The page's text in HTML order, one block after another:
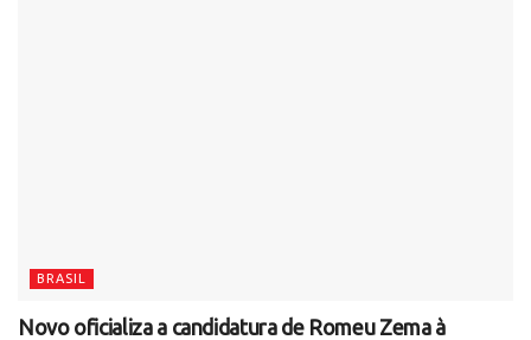
BRASIL
Novo oficializa a candidatura de Romeu Zema à